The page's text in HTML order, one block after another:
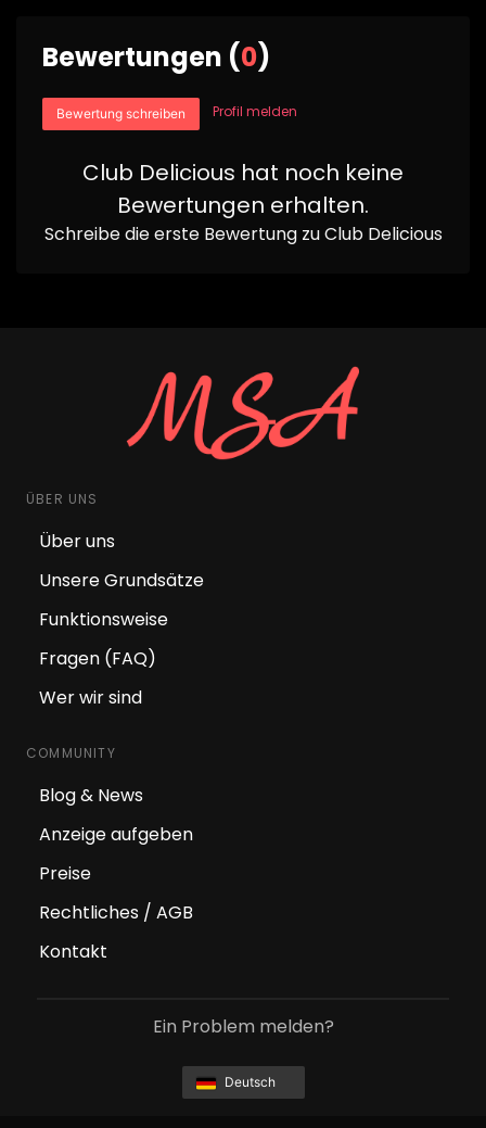
Bewertungen (0)
Bewertung schreiben Profil melden
Club Delicious hat noch keine
Bewertungen erhalten.
Schreibe die erste Bewertung zuClub Delicious
ÜBER UNS
Über uns
Unsere Grundsätze
Funktionsweise
Fragen (FAQ)
Wer wir sind
COMMUNITY
Blog & News
Anzeige aufgeben
Preise
Rechtliches / AGB
Kontakt
Ein Problem melden?
Deutsch